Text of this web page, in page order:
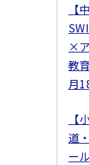
【
×
教
月
【
道
ー